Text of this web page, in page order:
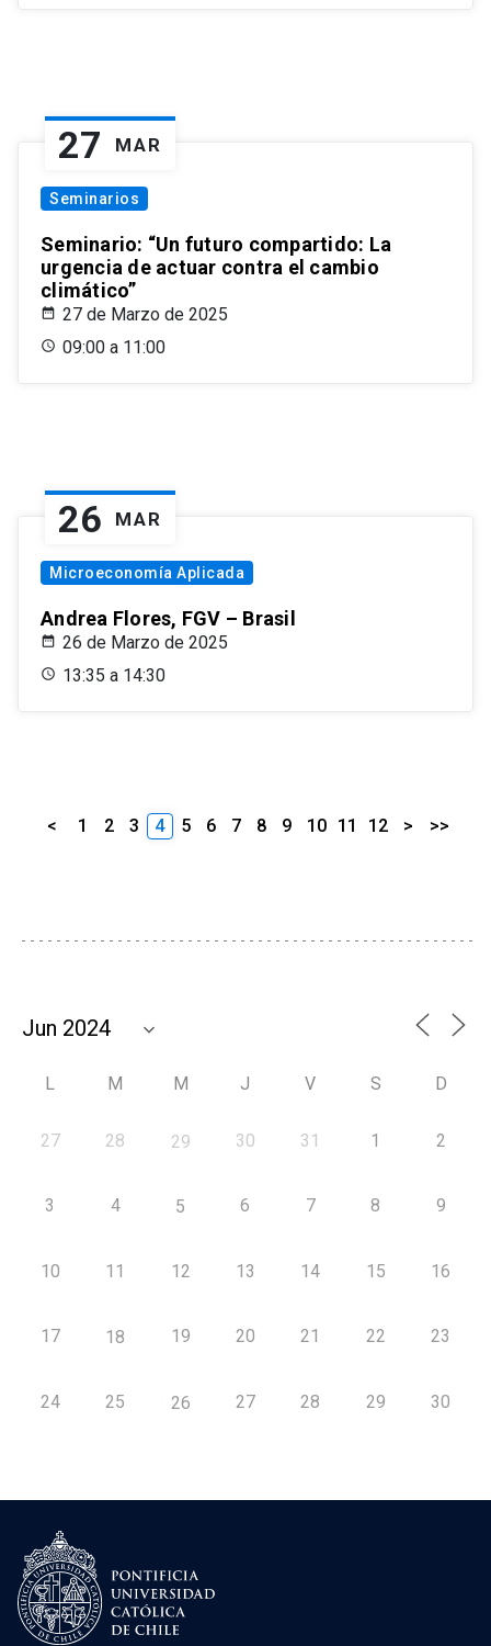
27 MAR
Seminarios
Seminario: “Un futuro compartido: La
urgencia de actuar contra el cambio
climático”
27 de Marzo de 2025
09:00 a 11:00
26 MAR
Microeconomía Aplicada
Andrea Flores, FGV – Brasil
26 de Marzo de 2025
13:35 a 14:30
< 1 2 3 4 5 6 7 8 9 10 11 12 > >>
L M M J V S D
27 28 29 30 31 1 2
3 4 5 6 7 8 9
10 11 12 13 14 15 16
17 18 19 20 21 22 23
24 25 26 27 28 29 30